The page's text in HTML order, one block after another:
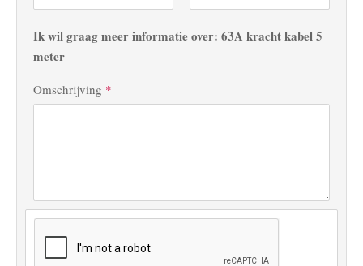
Ik wil graag meer informatie over: 63A kracht kabel 5
meter
Omschrijving *